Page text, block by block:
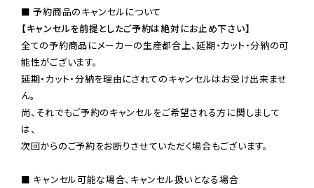
【キャンセルを前提としたご予約は絶対にお止め下さい】
全ての予約商品にメーカーの生産都合上、延期・カット・分納の可
能性がございます。
延期・カット・分納を理由にされてのキャンセルはお受け出来ませ
ん。
尚、それでもご予約のキャンセルをご希望される方に関しまして
は、
次回からのご予約をお断りさせていただく場合もございます。
■ キャンセル可能な場合、キャンセル扱いとなる場合